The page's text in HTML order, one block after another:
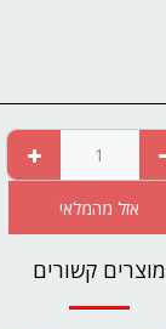
אזל מהמלאי
מוצרים קשורים